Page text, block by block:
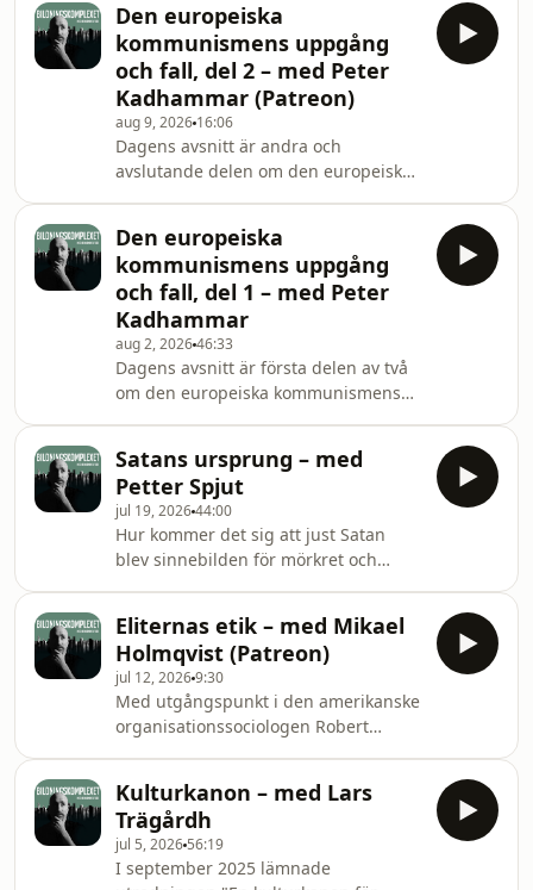
Den europeiska
kommunismens uppgång
och fall, del 2 – med Peter
Kadhammar (Patreon)
aug 9, 2026 16:06
Dagens avsnitt är andra och
avslutande delen om den europeiska
på Aftonbladet och författare till en
samlingsvolym om den europeiska
kommunismen. Förra avsnittet
handlade om Stalins drömstad
Magnitogorsk och diktatorn Enver
Hoxha i Albanien. I det här avsnittet
fortsätter vi samtalet om Hoxhas
brutala regim och avslutar med den
sär
Den europeiska
kommunismens uppgång
och fall, del 1 – med Peter
Kadhammar
aug 2, 202646:33
Dagens avsnitt är första delen av två
om den europeiska kommunismens
medarbetare på Aftonbladet,
tvåfaldig vinnare av Stora
journalistpriset och författare till en
samlingsvolym i ämnet. Med
utgångspunkt i tre geografiska
platser – Stalins drömstad
Magnitogorsk vid Uralbergen,
Albanien under diktatorn Enver Hoxha
och Polen och mots
Satans ursprung – med
Petter Spjut
jul 19, 202644:00
Hur kommer det sig att just Satan
blev sinnebilden för mörkret och
klassiska bok "Satans ursprung", som
är utgångspunkten för veckans
avsnitt. I Gamla Testamentet är han
en av flera fiender, men med tiden
identifierade de tidiga kristna sina
mänskliga fiender med just Satan.
Dagens gäst är Petter Spjut,
doktorand i religionsveten
Eliternas etik – med Mikael
Holmqvist (Patreon)
jul 12, 20269:30
Med utgångspunkt i den amerikanske
organisationssociologen Robert
samhällselitens etik och väg till
företagshierarkiernas topp. Gäst är
Mikael Holmqvist, professor i
företagsekonomi vid Stockholms
Kulturkanon – med Lars
Trägårdh
jul 5, 2026 56:19
I september 2025 lämnade